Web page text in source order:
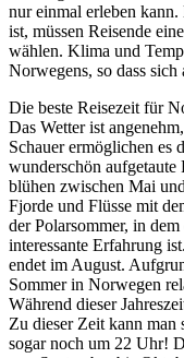
nur einmal erleben
ist, müssen Reisende
wählen. Klima und
Norwegens, so dass sich
Die beste Reisezeit für
Das Wetter ist
Schauer ermöglichen es
wunderschön
blühen zwischen Mai
Fjorde und Flüsse mit
der Polarsommer, in
interessante Erfahrung
endet im August.
Sommer in Norwegen
Während dieser
Zu dieser Zeit kann man
sogar noch um 22 Uhr!